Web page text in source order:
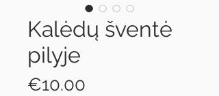
Kalėdų šventė
pilyje
€10.00